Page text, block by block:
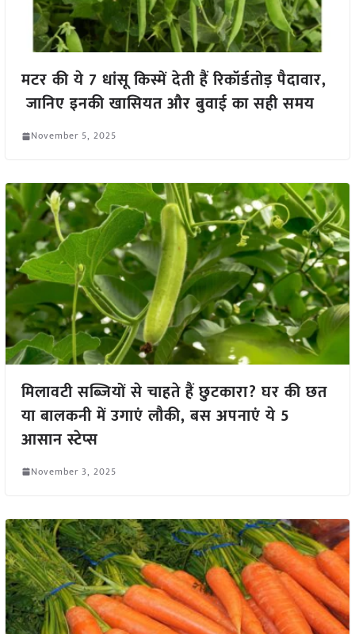
मटर की ये 7 धांसू किस्में देती हैं रिकॉर्डतोड़ पैदावार,
जानिए इनकी खासियत और बुवाई का सही समय
November 5, 2025
मिलावटी सब्जियों से चाहते हैं छुटकारा? घर की छत
या बालकनी में उगाएं लौकी, बस अपनाएं ये 5
आसान स्टेप्स
November 3, 2025